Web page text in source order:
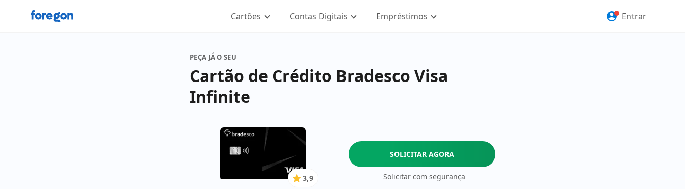
Foregon.com Cartões Contas Digitais Empréstimos Entrar
PEÇA JÁ O SEU
Cartão de Crédito Bradesco Visa
Infinite
3.93,9
SOLICITAR AGORA
Solicitar com segurança